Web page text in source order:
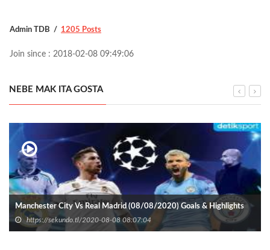
Admin TDB 1205 Posts
Join since : 2018-02-08 09:49:06
NEBE MAK ITA GOSTA
Manchester City Vs Real Madrid (08/08/2020) Goals & Highlights
https://sekundo.tl/2020-08-08 08:07:04